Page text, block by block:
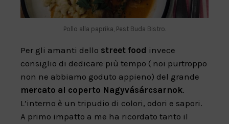
Pollo alla paprika, Pest Buda Bistro.
Per gli amanti dello street food invece
consiglio di dedicare più tempo ( noi purtroppo
non ne abbiamo goduto appieno) del grande
mercato al coperto Nagyvásárcsarnok.
L’interno è un tripudio di colori, odori e sapori.
A primo impatto a me ha ricordato tanto il